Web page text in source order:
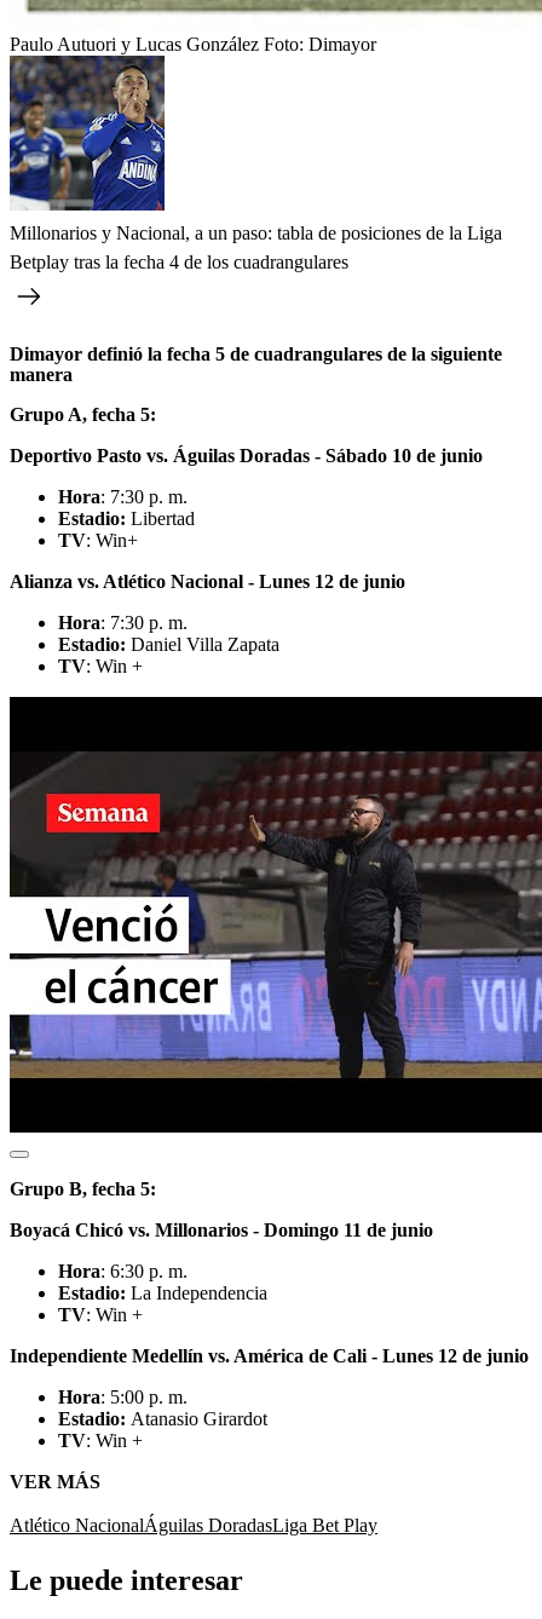
Paulo Autuori y Lucas González Foto: Dimayor
Millonarios y Nacional, a un paso: tabla de posiciones de la Liga
Betplay tras la fecha 4 de los cuadrangulares
Dimayor definió la fecha 5 de cuadrangulares de la siguiente
manera
Grupo A, fecha 5:
Deportivo Pasto vs. Águilas Doradas - Sábado 10 de junio
Hora: 7:30 p. m.
Estadio: Libertad
TV: Win+
Alianza vs. Atlético Nacional - Lunes 12 de junio
Hora: 7:30 p. m.
Estadio: Daniel Villa Zapata
TV: Win +
Grupo B, fecha 5:
Boyacá Chicó vs. Millonarios - Domingo 11 de junio
Hora: 6:30 p. m.
Estadio: La Independencia
TV: Win +
Independiente Medellín vs. América de Cali - Lunes 12 de junio
Hora: 5:00 p. m.
Estadio: Atanasio Girardot
TV: Win +
VER MÁS
Atlético NacionalÁguilas DoradasLiga Bet Play
Le puede interesar